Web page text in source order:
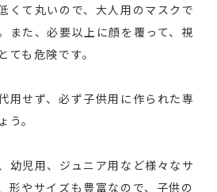
くて丸いので、大人用のマスクで
また、必要以上に顔を覆って、視
も危険です。
用せず、必ず子供用に作られた専
。
幼児用、ジュニア用など様々なサ
形やサイズも豊富なので、子供の